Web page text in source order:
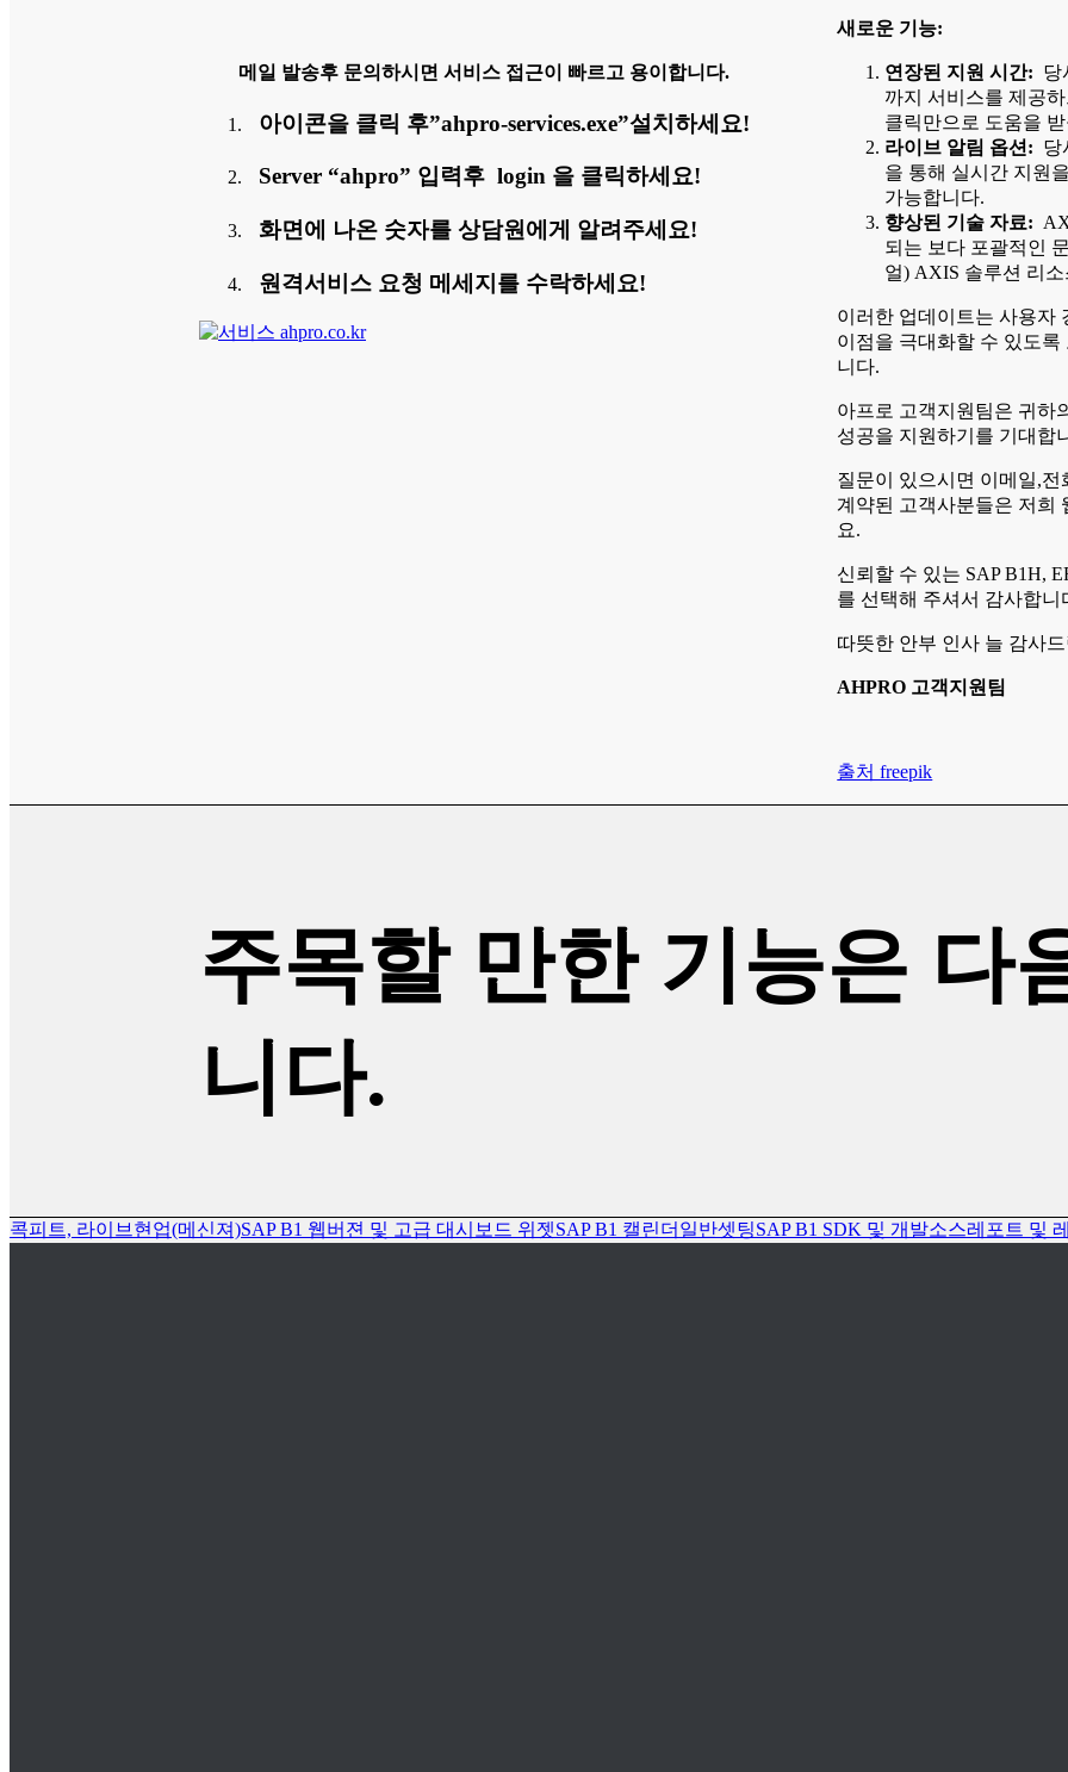
메일 발송후 문의하시면 서비스 접근이 빠르고 용이합니다.
아이콘을 클릭 후”ahpro-services.exe”설치하세요!
Server “ahpro” 입력후 login 을 클릭하세요!
화면에 나온 숫자를 상담원에게 알려주세요!
원격서비스 요청 메세지를 수락하세요!
새로운 기능:
연장된 지원 시간: 당
까지 서비스를 제공
클릭만으로 도움을
라이브 알림 옵션: 당
을 통해 실시간 지원
가능합니다.
향상된 기술 자료:
되는 보다 포괄적인
얼) AXIS 솔루션 리
이러한 업데이트는 사용자
이점을 극대화할 수 있도
니다.
아프로 고객지원팀은 귀하
성공을 지원하기를 기대합
질문이 있으시면 이메일,
계약된 고객사분들은 저희
요.
신뢰할 수 있는 SAP B1H,
를 선택해 주셔서 감사합니
따뜻한 안부 인사 늘 감사
AHPRO 고객지원팀
출처 freepik
주목할 만한 기능은 다
니다.
콕피트, 라이브현업(메신져)SAP B1 웹버젼 및 고급 대시보드 위젯SAP B1 캘린더 일반셋팅SAP B1 SDK 및 개발소스레포트 및